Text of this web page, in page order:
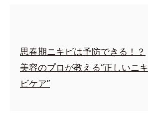
思春期ニキビは予防できる！？
美容のプロが教える“正しいニキ
ビケア”